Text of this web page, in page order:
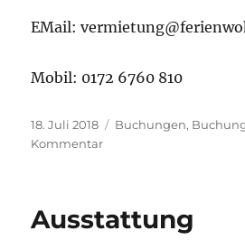
EMail:
Mobil: 0172 6760 810
Veröffentlicht
am
18. Juli 2018 Kategorien
Buchungen,
Kommentarzu
Ausstattung